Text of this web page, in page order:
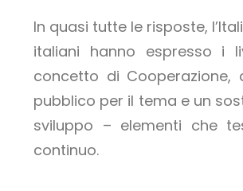
In quasi tutte le risposte,
italiani hanno espresso i
concetto di Cooperazione,
pubblico per il tema e un
sviluppo – elementi che
continuo.